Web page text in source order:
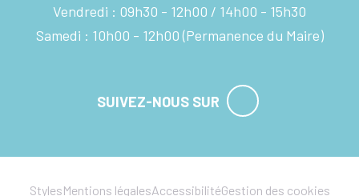
Vendredi : 09h30 - 12h00
14h00 - 15h30
Samedi : 10h00 - 12h00 (Permanence du Maire)
SUIVEZ-NOUS SUR
StylesMentions légalesAccessibilitéGestion des cookies